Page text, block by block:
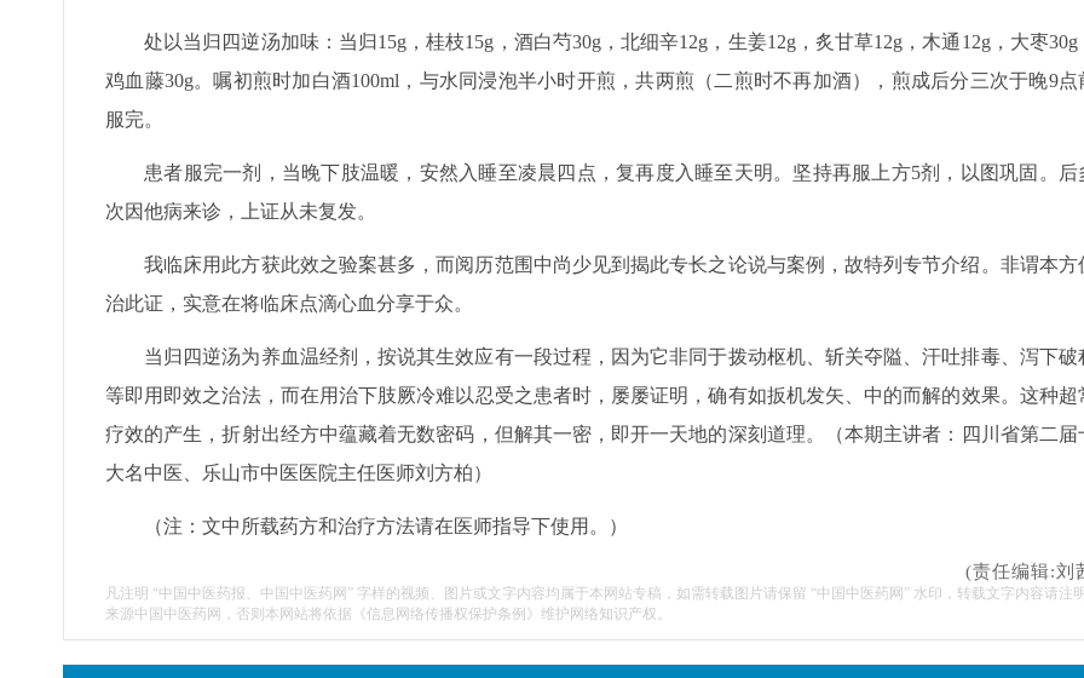
处以当归四逆汤加味：当归15g，桂枝15g，酒白芍30g，北细辛12g，生姜12g，炙甘草12g，木通12g，大枣30g
鸡血藤30g。嘱初煎时加白酒100ml，与水同浸泡半小时开煎，共两煎（二煎时不再加酒），煎成后分三次于晚9点
服完。
患者服完一剂，当晚下肢温暖，安然入睡至凌晨四点，复再度入睡至天明。坚持再服上方5剂，以图巩固。后
次因他病来诊，上证从未复发。
我临床用此方获此效之验案甚多，而阅历范围中尚少见到揭此专长之论说与案例，故特列专节介绍。非谓本方
治此证，实意在将临床点滴心血分享于众。
当归四逆汤为养血温经剂，按说其生效应有一段过程，因为它非同于拨动枢机、斩关夺隘、汗吐排毒、泻下破
等即用即效之治法，而在用治下肢厥冷难以忍受之患者时，屡屡证明，确有如扳机发矢、中的而解的效果。这种超
疗效的产生，折射出经方中蕴藏着无数密码，但解其一密，即开一天地的深刻道理。（本期主讲者：四川省第二届
大名中医、乐山市中医医院主任医师刘方柏）
（注：文中所载药方和治疗方法请在医师指导下使用。）
(责任编辑:刘
凡注明 “中国中医药报、中国中医药网” 字样的视频、图片或文字内容均属于本网站专稿，如需转载图片请保留 “中国中医药网” 水印，转载文字内容请注明
来源中国中医药网，否则本网站将依据《信息网络传播权保护条例》维护网络知识产权。